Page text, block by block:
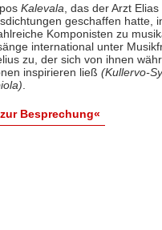
Kalevala , das der Arzt
geschaffen hatte,
Komponisten zu
international unter
zu, der sich von ihnen
inspirieren ließ (Kullervo-
Besprechung«